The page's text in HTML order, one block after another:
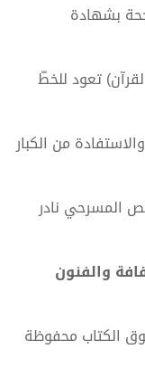
بشهادة
تعود للخطّ
من الكبار
المسرحي نادر
والفنون
الكتاب محفوظة